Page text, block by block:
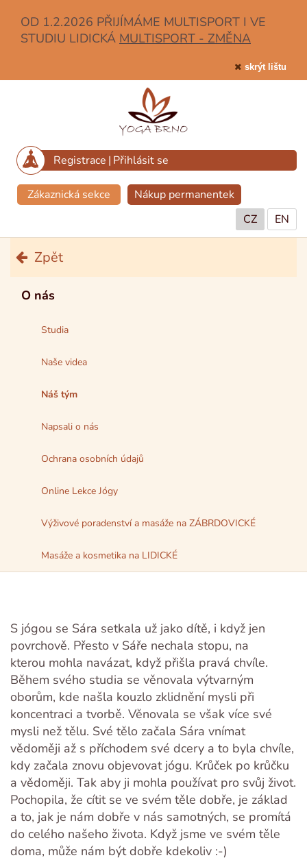
OD 1.2.2026 PŘIJÍMÁME MULTISPORT I VE
STUDIU LIDICKÁ MULTISPORT - ZMĚNA
skrýt lištu
Registrace | Přihlásit se
Zákaznická sekce
Nákup permanentek
CZ
EN
Zpět
O nás
Studia
Naše videa
Náš tým
Napsali o nás
Ochrana osobních údajů
Online Lekce Jógy
Výživové poradenství a masáže na ZÁBRDOVICKÉ
Masáže a kosmetika na LIDICKÉ
S jógou se Sára setkala už jako dítě, i když jen
povrchově. Přesto v Sáře nechala stopu, na
kterou mohla navázat, když přišla pravá chvíle.
Během svého studia se věnovala výtvarným
oborům, kde našla kouzlo zklidnění mysli při
koncentraci a tvorbě. Věnovala se však více své
mysli než tělu. Své tělo začala Sára vnímat
vědoměji až s příchodem své dcery a to byla chvíle,
kdy začala znovu objevovat jógu. Krůček po krůčku
a vědoměji. Tak aby ji mohla používat pro svůj život.
Pochopila, že cítit se ve svém těle dobře, je základ
a to, jak je nám dobře v nás samotných, se promítá
do celého našeho života. Když jsme ve svém těle
doma, může nám být dobře kdekoliv :-)